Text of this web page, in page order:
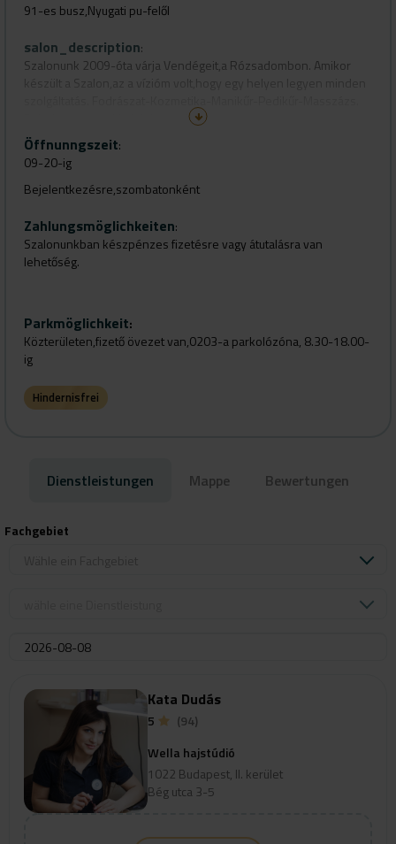
91-es busz,Nyugati pu-felől
salon_description:
Szalonunk 2009-óta várja Vendégeit,a Rózsadombon. Amikor
Prémium anyagokkal dolgozunk
Wella , Kevin Murphy , Olaplex ,
Maria Galland , Janssen ,
CND termékek
A FOGLALÁSAID,AZ IDŐPONT ELŐTT,DÍJTALANUL! 24-órával az
időpont előtt,le tudod mondani!
24-órán belül,50%-felárat sajnos fel kell számítanunk!:(
Öffnunngszeit:
09-20-ig
Bejelentkezésre,szombatonként
Zahlungsmöglichkeiten:
Szalonunkban készpénzes fizetésre vagy átutalásra van
lehetőség.
Parkmöglichkeit:
Közterületen,fizető övezet van,0203-a parkolózóna, 8.30-18.00-
ig
Hindernisfrei
Dienstleistungen Mappe Bewertungen
Fachgebiet
Kata Dudás
5
(94)
Wella hajstúdió
1022 Budapest, II. kerület
Bég utca 3-5